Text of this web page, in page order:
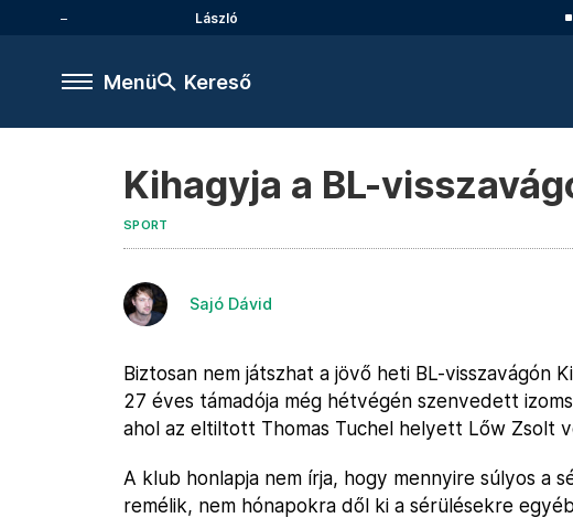
László
Menü Kereső
Kihagyja a BL-
SPORT
Sajó Dávid
Biztosan nem játszhat a jövő heti BL-visszavágón
27 éves támadója még hétvégén szenvedett
ahol az eltiltott Thomas Tuchel helyett Lőw Zsolt
A klub honlapja nem írja, hogy mennyire súlyos a
remélik, nem hónapokra dől ki a sérülésekre